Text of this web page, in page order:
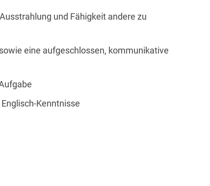
und Fähigkeit andere zu
eine aufgeschlossen, kommunikative
Kenntnisse